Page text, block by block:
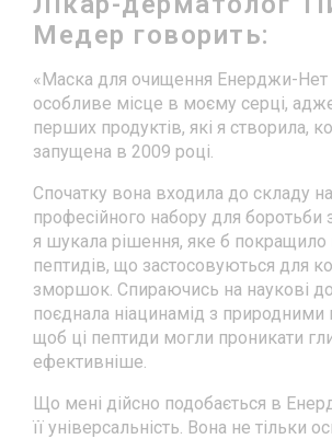
Медер говорить:
«Маска для очищення Енерджи-Нет
особливе місце в моєму серці,
перших продуктів, які я створила,
запущена в 2009 році.
Спочатку вона входила до складу
професійного набору для боротьби
я шукала рішення, яке б покращило
пептидів, що застосовуються для
зморшок. Спираючись на наукові
поєднала ніацинамід з природними
щоб ці пептиди могли проникати
ефективніше.
Що мені дійсно подобається в
її універсальність. Вона не тільки